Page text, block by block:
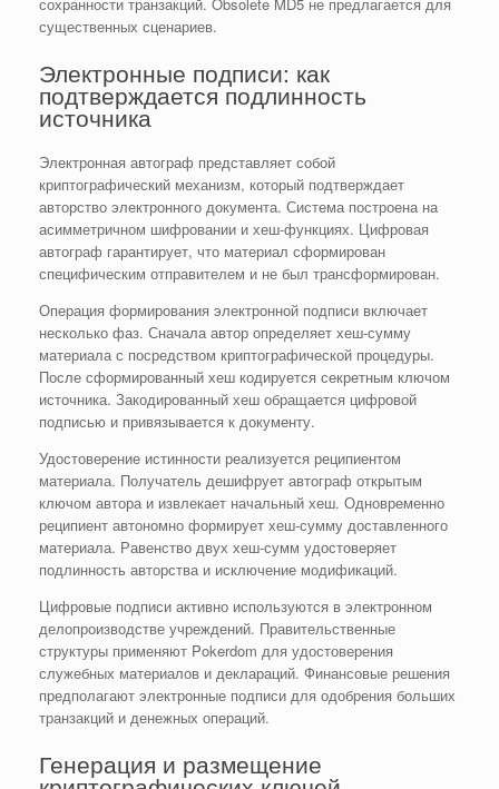
сохранности транзакций. Obsolete MD5 не предлагается для
существенных сценариев.
Электронные подписи: как
подтверждается подлинность
источника
Электронная автограф представляет собой
криптографический механизм, который подтверждает
авторство электронного документа. Система построена на
асимметричном шифровании и хеш-функциях. Цифровая
автограф гарантирует, что материал сформирован
специфическим отправителем и не был трансформирован.
Операция формирования электронной подписи включает
несколько фаз. Сначала автор определяет хеш-сумму
материала с посредством криптографической процедуры.
После сформированный хеш кодируется секретным ключом
источника. Закодированный хеш обращается цифровой
подписью и привязывается к документу.
Удостоверение истинности реализуется реципиентом
материала. Получатель дешифрует автограф открытым
ключом автора и извлекает начальный хеш. Одновременно
реципиент автономно формирует хеш-сумму доставленного
материала. Равенство двух хеш-сумм удостоверяет
подлинность авторства и исключение модификаций.
Цифровые подписи активно используются в электронном
делопроизводстве учреждений. Правительственные
структуры применяют Pokerdom для удостоверения
служебных материалов и деклараций. Финансовые решения
предполагают электронные подписи для одобрения больших
транзакций и денежных операций.
Генерация и размещение